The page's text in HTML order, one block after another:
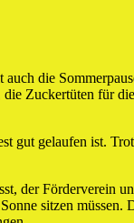
die
Zuckertüten für
gut gelaufen ist.
der Förderverein
sitzen